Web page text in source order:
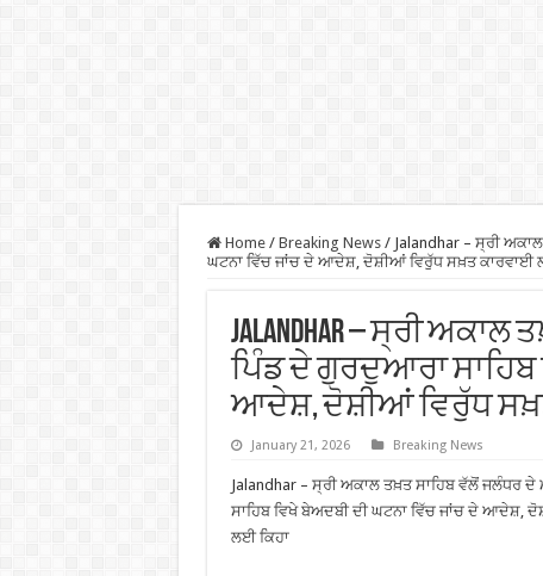
Home / Breaking News / Jalandhar – ਸ੍ਰੀ
ਘਟਨਾ ਵਿੱਚ ਜਾਂਚ ਦੇ ਆਦੇਸ਼, ਦੋਸ਼ੀਆਂ ਵਿਰੁੱਧ ਸਖ਼ਤ ਕਾਰਵਾਈ
Jalandhar – ਸ੍ਰੀ
ਪਿੰਡ ਦੇ ਗੁਰਦੁਆਰਾ ਸਾਹਿਬ
ਆਦੇਸ਼, ਦੋਸ਼ੀਆਂ ਵਿਰੁੱਧ
January 21, 2026 Breaking News
Jalandhar – ਸ੍ਰੀ ਅਕਾਲ ਤਖ਼ਤ ਸਾਹਿਬ ਵੱਲੋਂ ਜਲੰਧਰ
ਸਾਹਿਬ ਵਿਖੇ ਬੇਅਦਬੀ ਦੀ ਘਟਨਾ ਵਿੱਚ ਜਾਂਚ ਦੇ ਆਦੇਸ਼,
ਲਈ ਕਿਹਾ